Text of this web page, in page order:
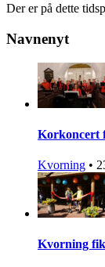
Der er på dette
Navnenyt
Korkoncert
Kvorning •
Kvorning fik